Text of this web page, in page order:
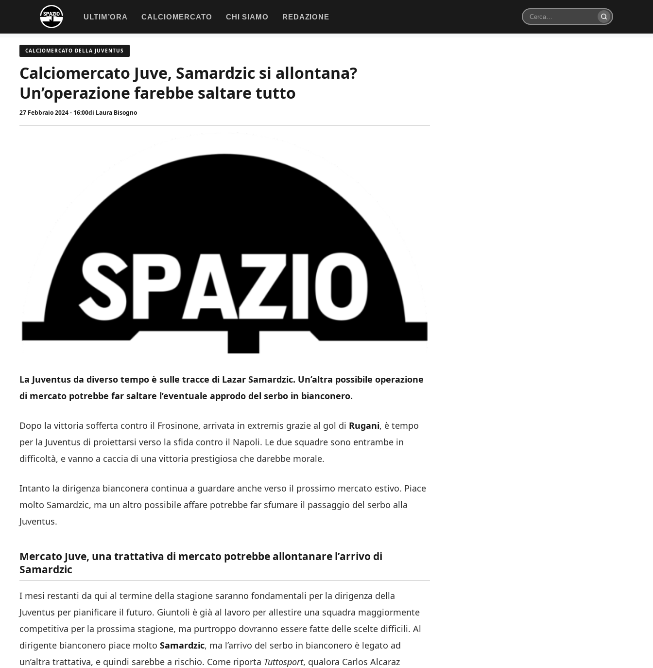
contenuto
ULTIM’ORA CALCIOMERCATO CHI SIAMO REDAZIONE
Cerca
CALCIOMERCATO DELLA JUVENTUS
Calciomercato Juve, Samardzic si allontana?
Un’operazione farebbe saltare tutto
27 Febbraio 2024 - 16:00di Laura Bisogno
La Juventus da diverso tempo è sulle tracce di Lazar Samardzic. Un’altra possibile operazione
di mercato potrebbe far saltare l’eventuale approdo del serbo in bianconero.
Dopo la vittoria sofferta contro il Frosinone, arrivata in extremis grazie al gol di Rugani, è tempo
per la Juventus di proiettarsi verso la sfida contro il Napoli. Le due squadre sono entrambe in
difficoltà, e vanno a caccia di una vittoria prestigiosa che darebbe morale.
Intanto la dirigenza bianconera continua a guardare anche verso il prossimo mercato estivo. Piace
molto Samardzic, ma un altro possibile affare potrebbe far sfumare il passaggio del serbo alla
Juventus.
Mercato Juve, una trattativa di mercato potrebbe allontanare l’arrivo di
Samardzic
I mesi restanti da qui al termine della stagione saranno fondamentali per la dirigenza della
Juventus per pianificare il futuro. Giuntoli è già al lavoro per allestire una squadra maggiormente
competitiva per la prossima stagione, ma purtroppo dovranno essere fatte delle scelte difficili. Al
dirigente bianconero piace molto Samardzic, ma l’arrivo del serbo in bianconero è legato ad
un’altra trattativa, e quindi sarebbe a rischio. Come riporta Tuttosport, qualora Carlos Alcaraz